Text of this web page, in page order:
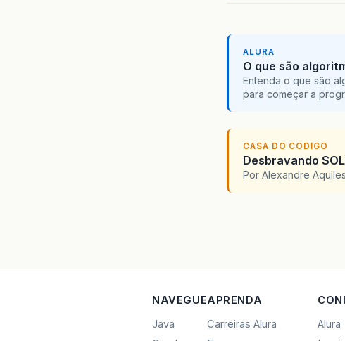
ALURA
O que são
Entenda o que são
para começar a
CASA DO CODIGO
Desbravando
Por Alexandre
NAVEGUE
Java
APRENDA
Carreiras Alura
Alura